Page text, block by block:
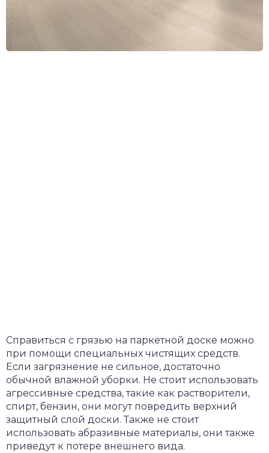
Справиться с грязью на паркетной доске можно
при помощи специальных чистящих средств.
Если загрязнение не сильное, достаточно
обычной влажной уборки. Не стоит использовать
агрессивные средства, такие как растворители,
спирт, бензин, они могут повредить верхний
защитный слой доски. Также не стоит
использовать абразивные материалы, они также
приведут к потере внешнего вида.